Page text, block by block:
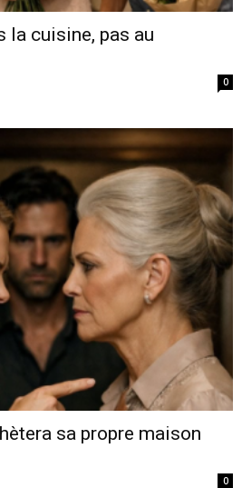
la cuisine, pas au
0
sa propre maison
0